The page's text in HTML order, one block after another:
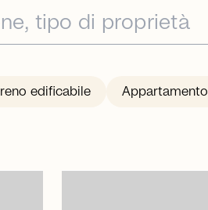
edificabile Appartamento